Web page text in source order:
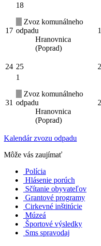
17
18
Zvoz komunálneho
odpadu
Hranovnica
(Poprad)
24 25
31
1
Zvoz komunálneho
odpadu
Hranovnica
(Poprad)
2
Kalendár zvozu odpadu
Môže vás zaujímať
Polícia
Hlásenie porúch
Sčítanie obyvateľov
Grantové programy
Cirkevné inštitúcie
Múzeá
Športové výsledky
Sms spravodaj